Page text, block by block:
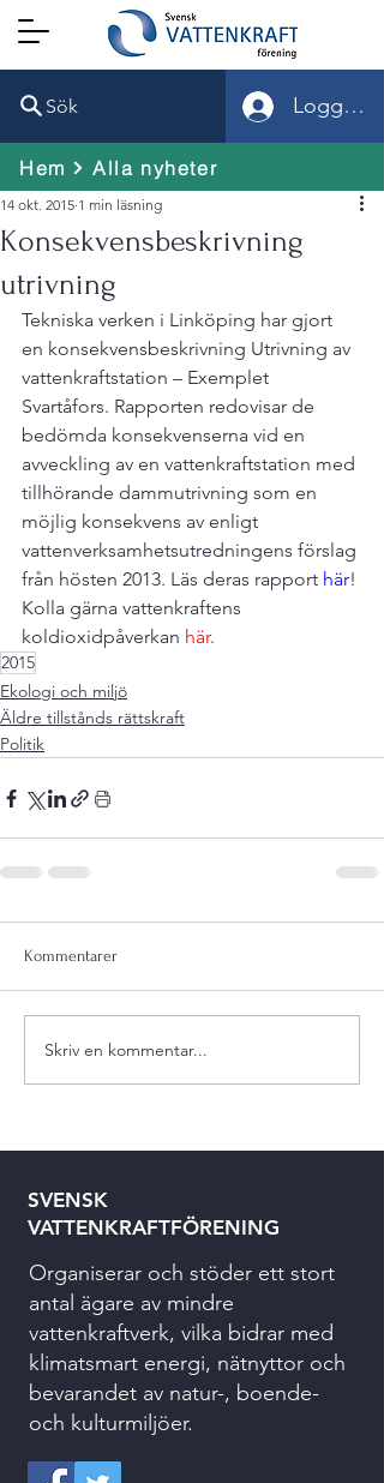
Sök Logga in
Hem Alla nyheter
Konsekvensbeskrivning
utrivning
14 okt. 2015 1 min läsning
Tekniska verken i Linköping har gjort
en konsekvensbeskrivning Utrivning av
vattenkraftstation – Exemplet
Svartåfors. Rapporten redovisar de
bedömda konsekvenserna vid en
avveckling av en vattenkraftstation med
tillhörande dammutrivning som en
möjlig konsekvens av enligt
vattenverksamhetsutredningens förslag
från hösten 2013. Läs deras rapport här!
Kolla gärna vattenkraftens
koldioxidpåverkan här.
2015
Ekologi och miljö
Äldre tillstånds rättskraft
Politik
Kommentarer
Skriv en kommentar...
SVENSK
VATTENKRAFTFÖRENING
Organiserar och stöder ett stort
antal ägare av mindre
vattenkraftverk, vilka bidrar med
klimatsmart energi, nätnyttor och
bevarandet av natur-, boende-
och kulturmiljöer.